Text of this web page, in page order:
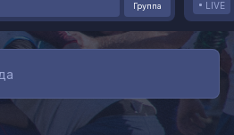
Группа LIVE